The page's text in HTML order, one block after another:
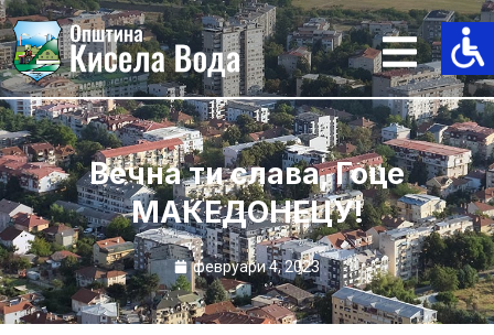
Skip
to
content
Вечна ти слава, Гоце
МАКЕДОНЕЦУ!
февруари 4, 2023